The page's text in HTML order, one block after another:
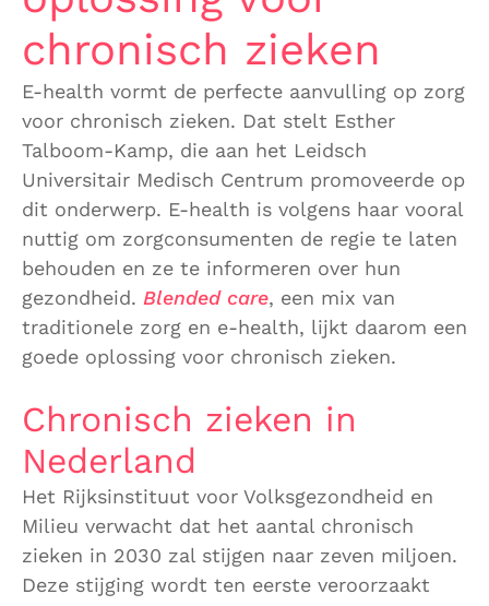
chronisch zieken
E-health vormt de perfecte aanvulling op zorg
voor chronisch zieken. Dat stelt Esther
Talboom-Kamp, die aan het Leidsch
Universitair Medisch Centrum promoveerde op
dit onderwerp. E-health is volgens haar vooral
nuttig om zorgconsumenten de regie te laten
behouden en ze te informeren over hun
gezondheid. Blended care, een mix van
traditionele zorg en e-health, lijkt daarom een
goede oplossing voor chronisch zieken.
Chronisch zieken in
Nederland
Het Rijksinstituut voor Volksgezondheid en
Milieu verwacht dat het aantal chronisch
zieken in 2030 zal stijgen naar zeven miljoen.
Deze stijging wordt ten eerste veroorzaakt